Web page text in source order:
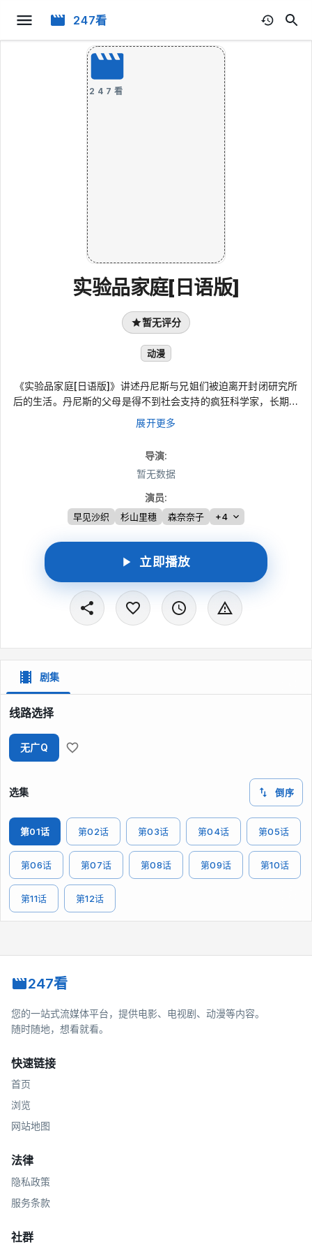
247看
247看
实验品家庭[日语版]
暂无评分
动漫
《实验品家庭[日语版]》讲述丹尼斯与兄姐们被迫离开封闭研究所
后的生活。丹尼斯的父母是得不到社会支持的疯狂科学家，长期把
孩子关在孤岛实验室，秘密进行实验，使丹尼斯以外的一位哥哥和
三位姐姐都拥有异于常人的特质。父母遭警方逮捕后，孩子们在社
识，新的日常也因此充满考验。
展开更多
导演:
暂无数据
演员:
早见沙织 杉山里穗 森奈奈子 +4
立即播放
剧集
线路选择
无广Q
选集 倒序
第01话 第02话 第03话 第04话 第05话
第06话 第07话 第08话 第09话 第10话
第11话 第12话
247看
您的一站式流媒体平台，提供电影、电视剧、动漫等内容。
随时随地，想看就看。
快速链接
首页
浏览
网站地图
法律
隐私政策
服务条款
社群